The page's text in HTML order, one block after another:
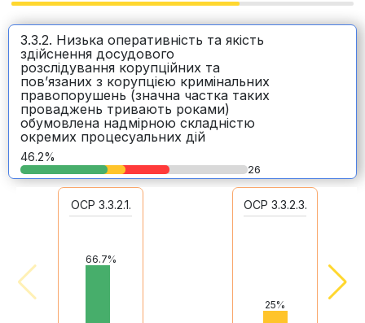
3.3.2. Низька оперативність та якість
здійснення досудового
розслідування корупційних та
пов’язаних з корупцією кримінальних
правопорушень (значна частка таких
проваджень тривають роками)
обумовлена надмірною складністю
окремих процесуальних дій
46.2%
26
ОСР 3.3.2.1.
66.7%
ОСР 3.3.2.3.
25%